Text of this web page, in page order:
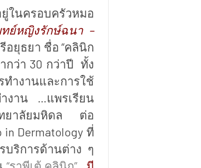
ในครอบครัวหมอ
ย์หญิงรักษ์ฉนา –
ยุธยา ชื่อ “คลินิก
กว่า 30 กว่าปี ทั้ง
ำงานและการใช้
งาน
…แพรเรียน
ทยาลัยมหิดล ต่อ
Dermatology ที่
บริการด้านต่าง ๆ